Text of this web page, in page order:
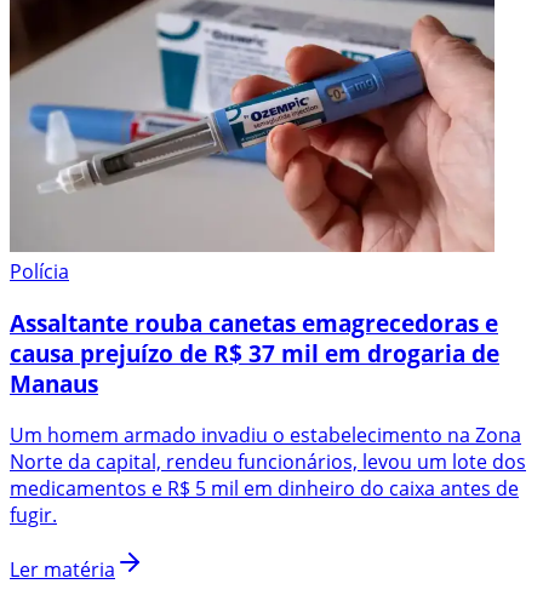
Polícia
Assaltante rouba canetas emagrecedoras e
causa prejuízo de R$ 37 mil em drogaria de
Manaus
Um homem armado invadiu o estabelecimento na Zona
Norte da capital, rendeu funcionários, levou um lote dos
medicamentos e R$ 5 mil em dinheiro do caixa antes de
fugir.
Ler matéria